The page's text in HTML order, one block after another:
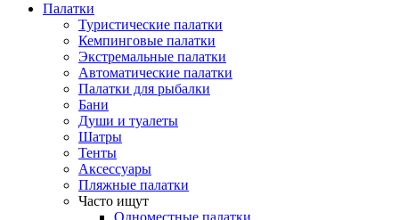
Палатки
Туристические палатки
Кемпинговые палатки
Экстремальные палатки
Автоматические палатки
Палатки для рыбалки
Бани
Души и туалеты
Шатры
Тенты
Аксессуары
Пляжные палатки
Часто ищут
Одноместные палатки